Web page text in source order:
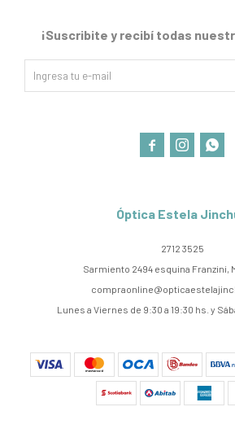
Óptica Estela
2712 3525
Sarmiento 2494 esquina Franzini,
Lunes a Viernes de 9:30 a 19:30 hs. y
¡Suscribite y recibí todas
  